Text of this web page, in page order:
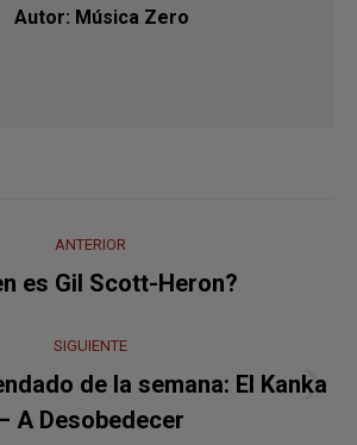
Autor: Música Zero
ANTERIOR
Publicación
es Gil Scott-Heron?
SIGUIENTE
Publicación
siguiente:
de la semana: El Kanka
A Desobedecer